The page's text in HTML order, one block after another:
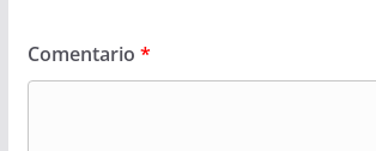
Comentario *